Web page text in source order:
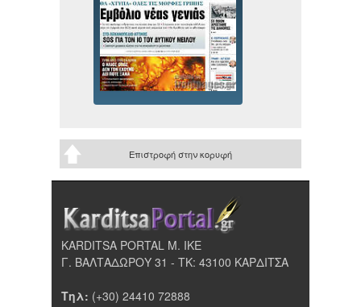
Επιστροφή στην κορυφή
KARDITSA PORTAL Μ. ΙΚΕ
Γ. ΒΑΛΤΑΔΩΡΟΥ 31 - ΤΚ: 43100 ΚΑΡΔΙΤΣΑ
Τηλ: (+30) 24410 72888